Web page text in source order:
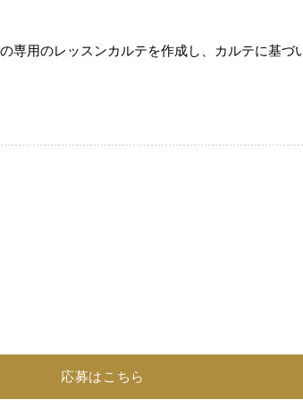
用のレッスンカルテを作成し、カルテに基づ
応募はこちら